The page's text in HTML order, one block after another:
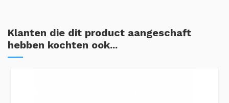
Klanten die dit product aangeschaft
hebben kochten ook...